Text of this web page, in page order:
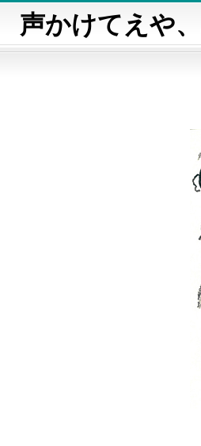
声かけてえや